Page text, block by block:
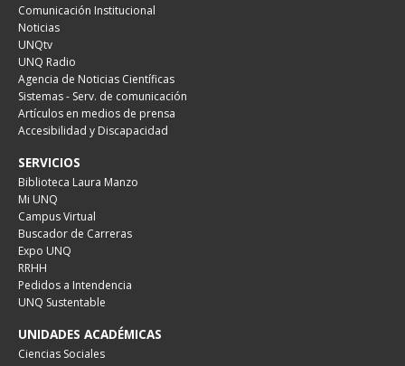
Comunicación Institucional
Noticias
UNQtv
UNQ Radio
Agencia de Noticias Científicas
Sistemas - Serv. de comunicación
Artículos en medios de prensa
Accesibilidad y Discapacidad
SERVICIOS
Biblioteca Laura Manzo
Mi UNQ
Campus Virtual
Buscador de Carreras
Expo UNQ
RRHH
Pedidos a Intendencia
UNQ Sustentable
UNIDADES ACADÉMICAS
Ciencias Sociales